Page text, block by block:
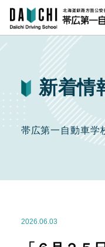
新着情
帯広第一自動車学
2026.06.03